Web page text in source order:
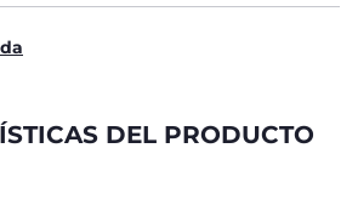
DEL PRODUCTO